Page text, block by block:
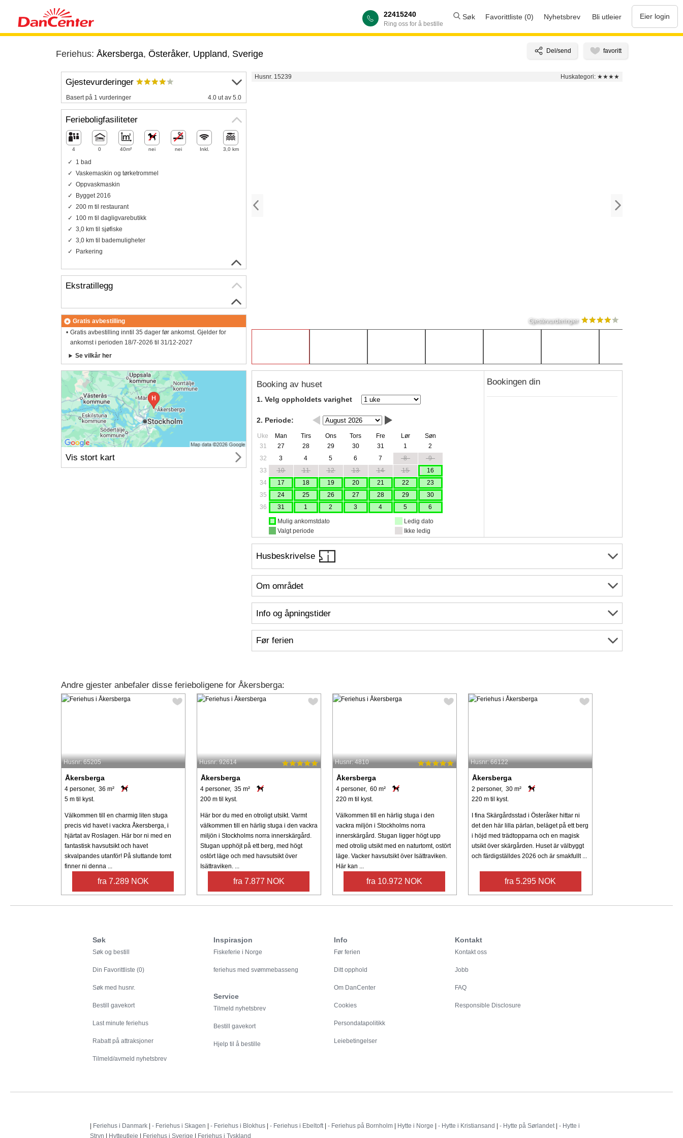
22415240
Ring oss for å bestille
Søk Favorittliste (0) Nyhetsbrev Bli utleier Eier login
Feriehus: Åkersberga, Österåker, Uppland, Sverige
Husnr. 15239 Huskategori: ★★★★
Gjestevurderinger
Booking av huset
1. Velg oppholdets varighet
2. Periode:
Uke Man Tirs Ons Tors Fre Lør
Søn
31
27 28 29 30 31 1
2
32
3 4 5 6 7 8
9
33
10 11 12 13 14 15
16
34
17 18 19 20 21 22
23
35
24 25 26 27 28 29
30
36
31 1 2 3 4 5
6
Mulig ankomstdato
Valgt periode
Ledig dato
Ikke ledig
Bookingen din
Husbeskrivelse
Om området
Info og åpningstider
Før ferien
Gjestevurderinger
Basert på 1 vurderinger 4.0 ut av 5.0
Ferieboligfasiliteter
4 0 40m² nei nei Inkl. 3,0 km
1 bad
Vaskemaskin og tørketrommel
Oppvaskmaskin
Bygget 2016
200 m til restaurant
100 m til dagligvarebutikk
3,0 km til sjøfiske
3,0 km til bademuligheter
Parkering
Ekstratillegg
Gratis avbestilling
Gratis avbestilling inntil 35 dager før ankomst. Gjelder for
ankomst i perioden 18/7-2026 til 31/12-2027
Se vilkår her
Vis stort kart
Andre gjester anbefaler disse ferieboligene for Åkersberga:
Husnr: 65205
Åkersberga
4 personer, 36 m²
5 m til kyst.
Välkommen till en charmig liten stuga
precis vid havet i vackra Åkersberga, i
hjärtat av Roslagen. Här bor ni med en
fantastisk havsutsikt och havet
skvalpandes utanför! På sluttande tomt
finner ni denna ...
fra 7.289 NOK
Husnr: 92614
Åkersberga
4 personer, 35 m²
200 m til kyst.
Här bor du med en otroligt utsikt. Varmt
välkommen till en härlig stuga i den vackra
miljön i Stockholms norra innerskärgård.
Stugan upphöjt på ett berg, med högt
ostört läge och med havsutsikt över
Isättraviken. ...
fra 7.877 NOK
Husnr: 4810
Åkersberga
4 personer, 60 m²
220 m til kyst.
Välkommen till en härlig stuga i den
vackra miljön i Stockholms norra
innerskärgård. Stugan ligger högt upp
med otrolig utsikt med en naturtomt, ostört
läge. Vacker havsutsikt över Isättraviken.
Här kan ...
fra 10.972 NOK
Husnr: 66122
Åkersberga
2 personer, 30 m²
220 m til kyst.
I fina Skärgårdsstad i Österåker hittar ni
det den här lilla pärlan, beläget på ett berg
i höjd med trädtopparna och en magisk
utsikt över skärgården. Huset är välbyggt
och färdigställdes 2026 och är smakfullt ...
fra 5.295 NOK
Søk
Søk og bestill
Din Favorittliste (0)
Søk med husnr.
Bestill gavekort
Last minute feriehus
Rabatt på attraksjoner
Tilmeld/avmeld nyhetsbrev
Inspirasjon
Fiskeferie i Norge
feriehus med svømmebasseng
Service
Tilmeld nyhetsbrev
Bestill gavekort
Hjelp til å bestille
Info
Før ferien
Ditt opphold
Om DanCenter
Cookies
Persondatapolitikk
Leiebetingelser
Kontakt
Kontakt oss
Jobb
FAQ
Responsible Disclosure
| Feriehus i Danmark | - Feriehus i Skagen | - Feriehus i Blokhus | - Feriehus i Ebeltoft | - Feriehus på Bornholm | Hytte i Norge | - Hytte i Kristiansand | - Hytte på Sørlandet | - Hytte i
Stryn | Hytteutleie | Feriehus i Sverige | Feriehus i Tyskland